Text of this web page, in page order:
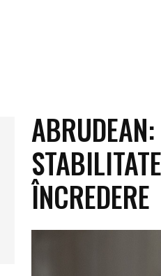
ÎNCREDERE